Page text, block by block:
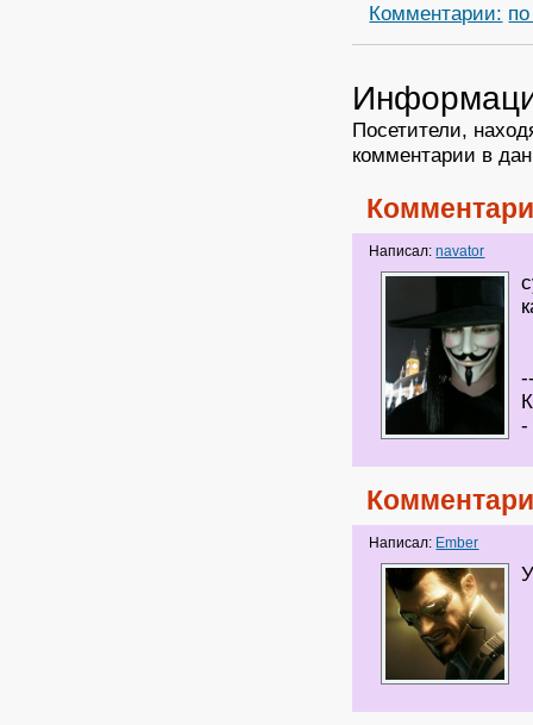
Комментарии:
Посетители,
комментарии в
Написал:navator
-
Написал: Ember